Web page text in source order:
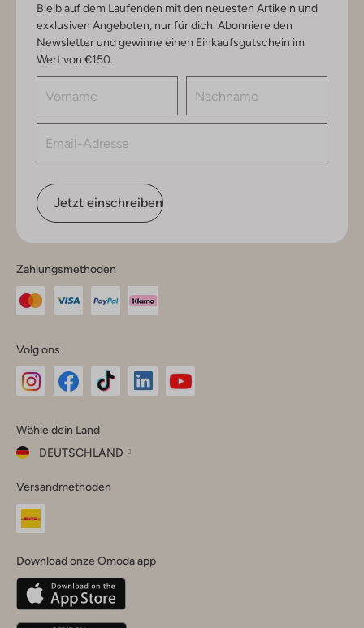
Bleib auf dem Laufenden mit den neuesten Artikeln und
exklusiven Angeboten, nur für dich. Abonniere den
Newsletter und gewinne einen Einkaufsgutschein im
Wert von €150.
Jetzt einschreiben
Zahlungsmethoden
Volg ons
Instagram
Facebook
TikTok
Wähle dein Land
DEUTSCHLAND
dein
Land
Belgique(Français)
Deutschland
Versandmethoden
Download onze Omoda app